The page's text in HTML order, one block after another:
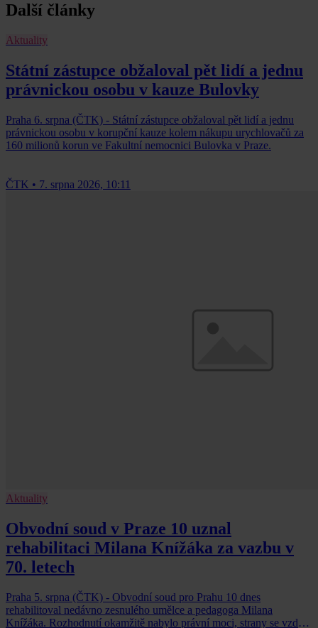
Další články
Aktuality
Státní zástupce obžaloval pět lidí a jednu
právnickou osobu v kauze Bulovky
Praha 6. srpna (ČTK) - Státní zástupce obžaloval pět lidí a jednu
právnickou osobu v korupční kauze kolem nákupu urychlovačů za
160 milionů korun ve Fakultní nemocnici Bulovka v Praze.
ČTK • 7. srpna 2026, 10:11
Aktuality
Obvodní soud v Praze 10 uznal
rehabilitaci Milana Knížáka za vazbu v
70. letech
Praha 5. srpna (ČTK) - Obvodní soud pro Prahu 10 dnes
rehabilitoval nedávno zesnulého umělce a pedagoga Milana
Knížáka. Rozhodnutí okamžitě nabylo právní moci, strany se vzdaly